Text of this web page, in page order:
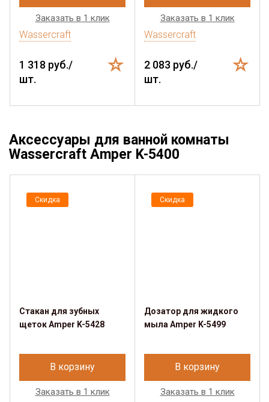
Заказать в 1 клик
Wassercraft
1 318 руб./
шт.
Заказать в 1 клик
Wassercraft
2 083 руб./
шт.
Аксессуары для ванной комнаты
Wassercraft Amper K-5400
Скидка
Стакан для зубных
щеток Amper K-5428
В корзину
Заказать в 1 клик
Скидка
Дозатор для жидкого
мыла Amper K-5499
В корзину
Заказать в 1 клик